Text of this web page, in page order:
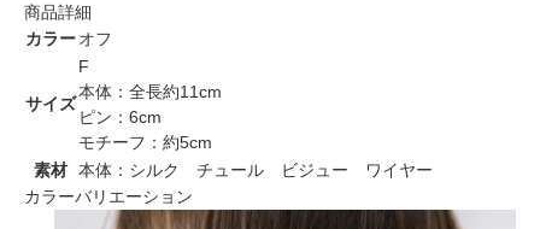
商品詳細
カラーオフ
サイズ
F
本体：全長約11cm
ピン：6cm
モチーフ：約5cm
素材 本体：シルク チュール ビジュー ワイヤー
カラーバリエーション